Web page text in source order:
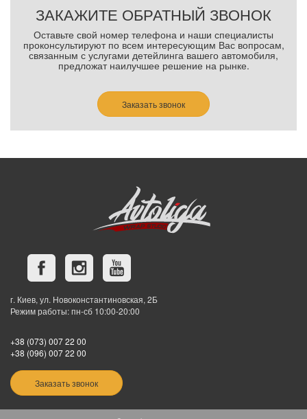
ЗАКАЖИТЕ ОБРАТНЫЙ ЗВОНОК
Оставьте свой номер телефона и наши специалисты
проконсультируют по всем интересующим Вас вопросам,
связанным с услугами детейлинга вашего автомобиля,
предложат наилучшее решение на рынке.
Заказать звонок
г. Киев, ул. Новоконстантиновская, 2Б
Режим работы: пн-сб 10:00-20:00
+38 (073) 007 22 00
+38 (096) 007 22 00
Заказать звонок